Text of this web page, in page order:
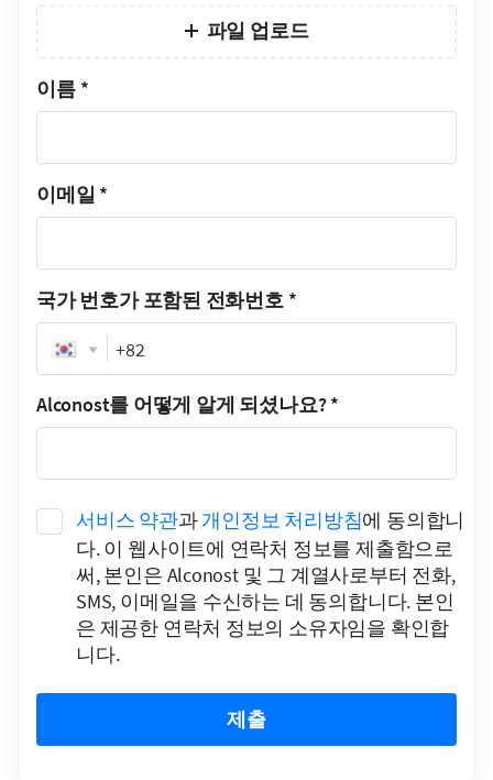
파일 업로드
이름 *
이메일 *
국가 번호가 포함된 전화번호 *
Phone
Alconost를 어떻게 알게 되셨나요? *
서비스 약관과개인정보 처리방침에 동의합니
다. 이 웹사이트에 연락처 정보를 제출함으로
써, 본인은 Alconost 및 그 계열사로부터 전화,
SMS, 이메일을 수신하는 데 동의합니다. 본인
은 제공한 연락처 정보의 소유자임을 확인합
니다.
제출